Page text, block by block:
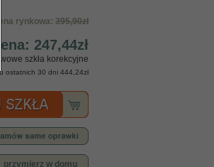
rynkowa: 395,90zł
247,44zł
szkła korekcyjne
ostatnich 30 dni 444,24zł
przymierz w domu